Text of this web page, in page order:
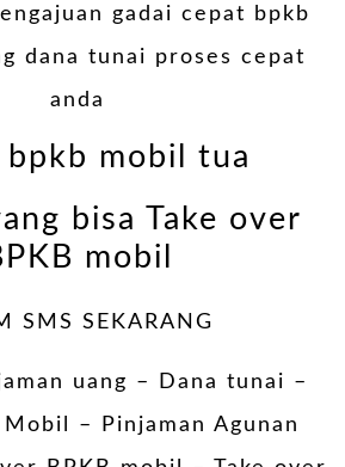
gadai cepat bpkb
dana tunai proses cepat
anda
bpkb mobil tua
bisa Take over
mobil
SMS SEKARANG
uang – Dana tunai –
– Pinjaman Agunan